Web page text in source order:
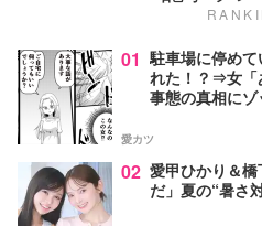
01 駐車場に停め
れた！？⇒女「
事態の真相にゾ
愛カツ
02 愛甲ひかり＆
だ」夏の“暑さ